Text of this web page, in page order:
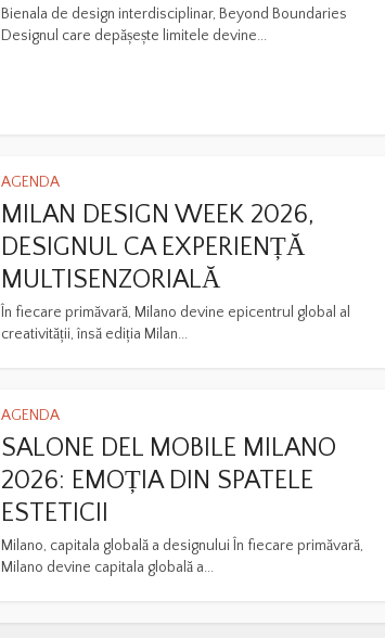
Bienala de design interdisciplinar, Beyond Boundaries
Designul care depășește limitele devine...
AGENDA
MILAN DESIGN WEEK 2026,
DESIGNUL CA EXPERIENȚĂ
MULTISENZORIALĂ
În fiecare primăvară, Milano devine epicentrul global al
creativității, însă ediția Milan...
AGENDA
SALONE DEL MOBILE MILANO
2026: EMOȚIA DIN SPATELE
ESTETICII
Milano, capitala globală a designului În fiecare primăvară,
Milano devine capitala globală a...